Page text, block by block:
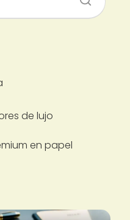
de lujo
en papel